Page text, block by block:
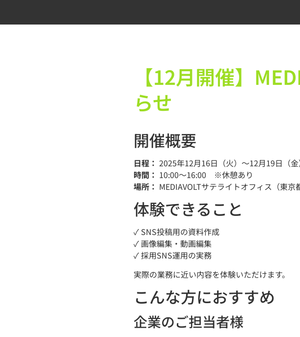
【12月開催】
らせ
開催概要
日程： 2025年12月16日（火）〜12月19日（金
時間： 10:00〜16:00 ※休憩あり
場所： MEDIAVOLTサテライトオフィス（東
体験できること
✓ SNS投稿用の資料作成
✓ 画像編集・動画編集
✓ 採用SNS運用の実務
実際の業務に近い内容を体験いただけます。
こんな方におすすめ
企業のご担当者様